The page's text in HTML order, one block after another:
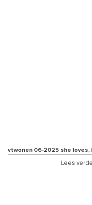
vtwonen 06-2025 she loves,
Lees